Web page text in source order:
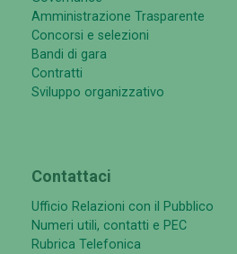
Amministrazione Trasparente
Concorsi e selezioni
Bandi di gara
Contratti
Sviluppo organizzativo
Contattaci
Ufficio Relazioni con il Pubblico
Numeri utili, contatti e PEC
Rubrica Telefonica